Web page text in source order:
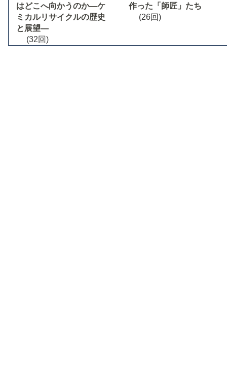
はどこへ向かうのか―ケ
ミカルリサイクルの歴史
と展望―
(32回)
作った「師匠」たち
(26回)